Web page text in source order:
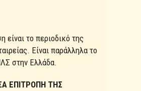
είναι το περιοδικό της
Είναι παράλληλα το
στην Ελλάδα.
ΕΠΙΤΡΟΠΗ ΤΗΣ